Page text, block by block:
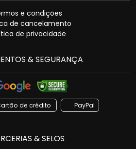
e condições
de cancelamento
de privacidade
& SEGURANÇA
de crédito PayPal
& SELOS